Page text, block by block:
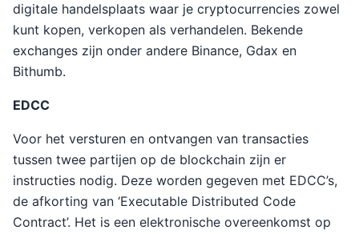
digitale handelsplaats waar je cryptocurrencies zowel
kunt kopen, verkopen als verhandelen. Bekende
exchanges zijn onder andere Binance, Gdax en
Bithumb.
EDCC
Voor het versturen en ontvangen van transacties
tussen twee partijen op de blockchain zijn er
instructies nodig. Deze worden gegeven met EDCC’s,
de afkorting van ‘Executable Distributed Code
Contract’. Het is een elektronische overeenkomst op